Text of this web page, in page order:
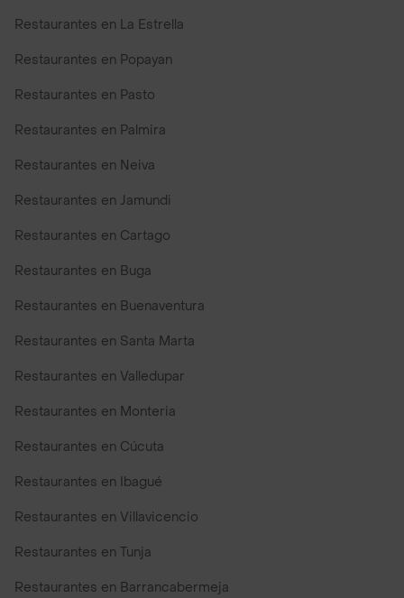
Restaurantes en La Estrella
Restaurantes en Popayan
Restaurantes en Pasto
Restaurantes en Palmira
Restaurantes en Neiva
Restaurantes en Jamundi
Restaurantes en Cartago
Restaurantes en Buga
Restaurantes en Buenaventura
Restaurantes en Santa Marta
Restaurantes en Valledupar
Restaurantes en Monteria
Restaurantes en Cúcuta
Restaurantes en Ibagué
Restaurantes en Villavicencio
Restaurantes en Tunja
Restaurantes en Barrancabermeja